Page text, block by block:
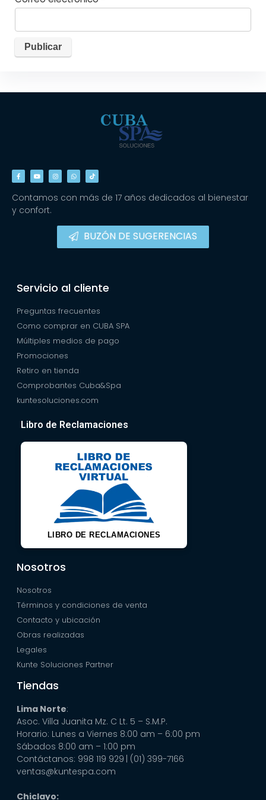
Contamos con más de 17 años dedicados al bienestar
y confort.
BUZÓN DE SUGERENCIAS
Servicio al cliente
Preguntas frecuentes
Como comprar en CUBA SPA
Múltiples medios de pago
Promociones
Retiro en tienda
Comprobantes Cuba&Spa
kuntesoluciones.com
Libro de Reclamaciones
LIBRO DE RECLAMACIONES
Nosotros
Nosotros
Términos y condiciones de venta
Contacto y ubicación
Obras realizadas
Legales
Kunte Soluciones Partner
Tiendas
Lima Norte:
Asoc. Villa Juanita Mz. C Lt. 5 – S.M.P.
Horario: Lunes a Viernes 8:00 am – 6:00 pm
Sábados 8:00 am – 1:00 pm
Contáctanos: 998 119 929 | (01) 399-7166
ventas@kuntespa.com
Chiclayo: